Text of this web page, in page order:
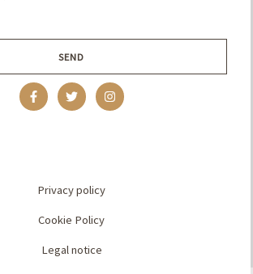
SEND
Privacy policy
Cookie Policy
Legal notice